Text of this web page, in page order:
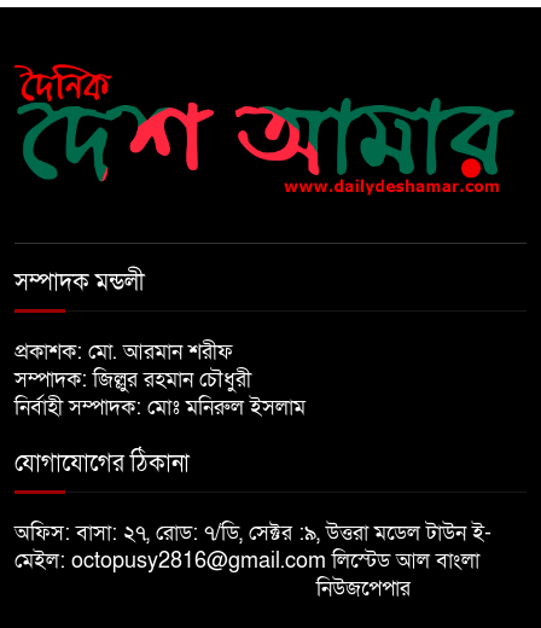
নির্বাচনের আগেই ফিরতে মরিয়া
‘পলাতক শক্তি’
৬
খালেদা জিয়ার শারীরিক অবস্থা এখনো
অনিশ্চিত
৮
৯
বিজয় দিবসে দীঘিনালায় জামায়াতে
ইসলামীর বর্ণাঢ্য র‍্যালি
সম্পাদক মন্ডলী
প্রকাশক: মো. আরমান শরীফ
সম্পাদক: জিল্লুর রহমান চৌধুরী
নির্বাহী সম্পাদক: মোঃ মনিরুল ইসলাম
যোগাযোগের ঠিকানা
অফিস: বাসা: ২৭, রোড: ৭/ডি, সেক্টর :৯, উত্তরা মডেল টাউন ই-
মেইল: octopusy2816@gmail.comলিস্টেড আল বাংলা
নিউজপেপার